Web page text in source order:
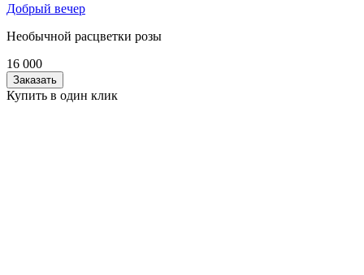
Добрый вечер
Необычной расцветки розы
16 000
Заказать
Купить в один клик